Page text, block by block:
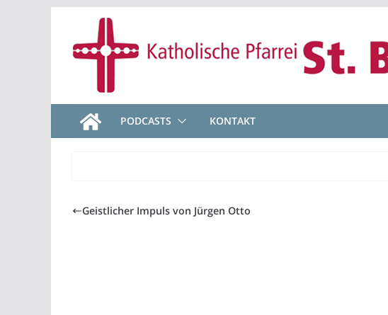
springen
PODCASTS KONTAKT
Geistlicher Impuls von Jürgen Otto